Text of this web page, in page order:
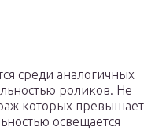
среди аналогичных
роликов. Не
которых превышает
освещается